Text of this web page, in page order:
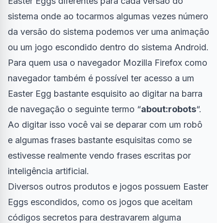
sistema onde ao tocarmos algumas vezes número
da versão do sistema podemos ver uma animação
ou um jogo escondido dentro do sistema Android.
Para quem usa o navegador Mozilla Firefox como
navegador também é possível ter acesso a um
Easter Egg bastante esquisito ao digitar na barra
de navegação o seguinte termo “about:robots“.
Ao digitar isso você vai se deparar com um robô
e algumas frases bastante esquisitas como se
estivesse realmente vendo frases escritas por
inteligência artificial.
Diversos outros produtos e jogos possuem Easter
Eggs escondidos, como os jogos que aceitam
códigos secretos para destravarem alguma